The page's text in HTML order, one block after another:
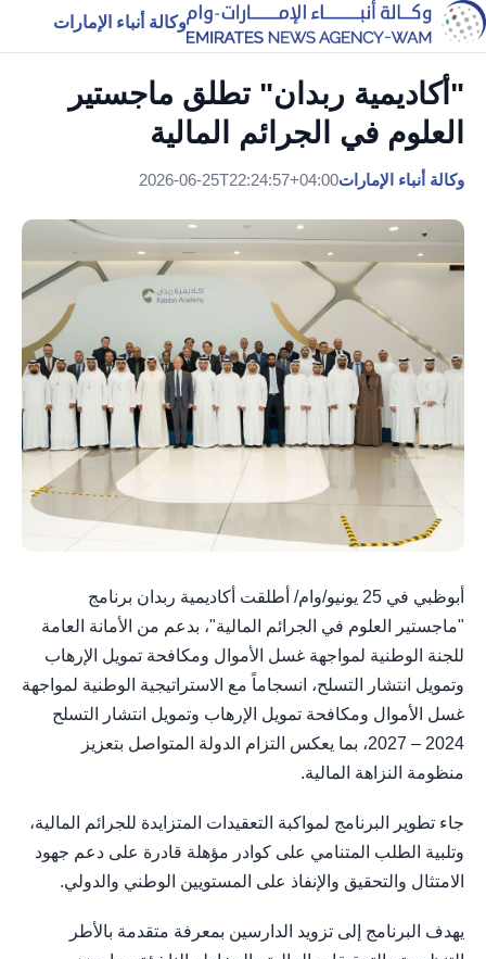
وكالة أنباء الإمارات
"أكاديمية ربدان" تطلق ماجستير
العلوم في الجرائم المالية
وكالة أنباء الإمارات2026-06-25T22:24:57+04:00
أبوظبي في 25 يونيو/وام/ أطلقت أكاديمية ربدان برنامج
"ماجستير العلوم في الجرائم المالية"، بدعم من الأمانة العامة
للجنة الوطنية لمواجهة غسل الأموال ومكافحة تمويل الإرهاب
وتمويل انتشار التسلح، انسجاماً مع الاستراتيجية الوطنية لمواجهة
غسل الأموال ومكافحة تمويل الإرهاب وتمويل انتشار التسلح
2024 – 2027، بما يعكس التزام الدولة المتواصل بتعزيز
منظومة النزاهة المالية.
جاء تطوير البرنامج لمواكبة التعقيدات المتزايدة للجرائم المالية،
وتلبية الطلب المتنامي على كوادر مؤهلة قادرة على دعم جهود
الامتثال والتحقيق والإنفاذ على المستويين الوطني والدولي.
يهدف البرنامج إلى تزويد الدارسين بمعرفة متقدمة بالأطر